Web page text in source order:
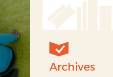
Archives